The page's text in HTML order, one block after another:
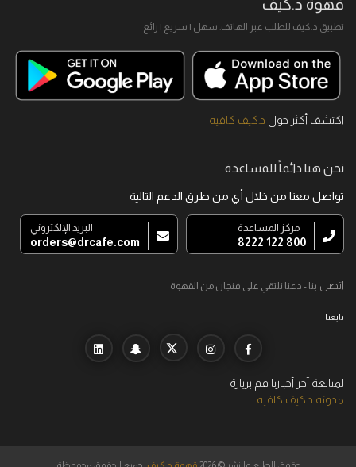
قهوة د.كيف
تطبيق د.كيف للطلب عبر الهاتف. سهل I سريع I رائع
اكتشف أكثر حول د.كيف كافيه
نحن هنا دائماً للمساعدة
تواصل معنا من خلال أي من طرق الدعم التالية
مركز المساعدة
800 122 8222
البريد الإلكتروني
orders@drcafe.com
اتصل بنا - دعنا نلتقي على فنجان من القهوة
تابعنا
لمتابعة آخر أخبارنا قم بزيارة
مدونة د.كيف كافيه